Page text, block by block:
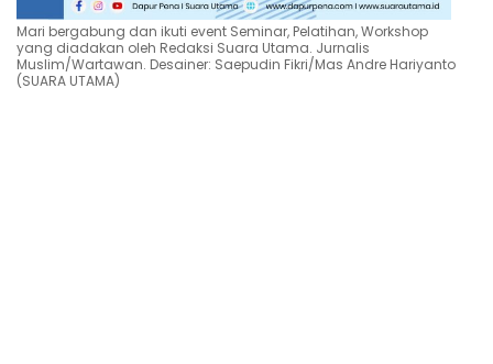
Mari bergabung dan ikuti event Seminar, Pelatihan, Workshop
yang diadakan oleh Redaksi Suara Utama. Jurnalis
Muslim/Wartawan. Desainer: Saepudin Fikri/Mas Andre Hariyanto
(SUARA UTAMA)